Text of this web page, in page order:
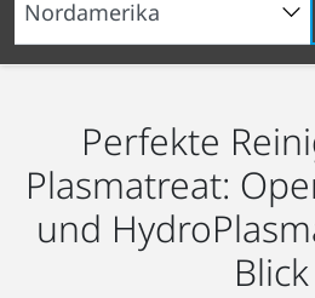
Technologie Plasma-
Perfekte
Plasmatreat:
und
Blick